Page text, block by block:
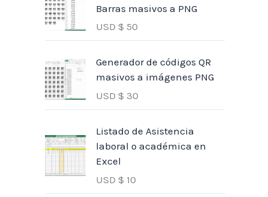
Barras masivos a PNG
USD $ 50
Generador de códigos QR
masivos a imágenes PNG
USD $ 30
Listado de Asistencia
laboral o académica en
Excel
USD $ 10